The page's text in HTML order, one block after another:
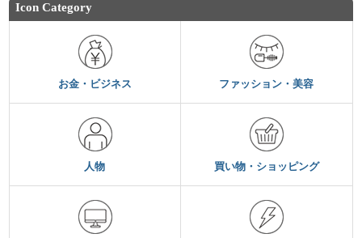
Icon Category
お金・ビジネス ファッション・美容
人物 買い物・ショッピング